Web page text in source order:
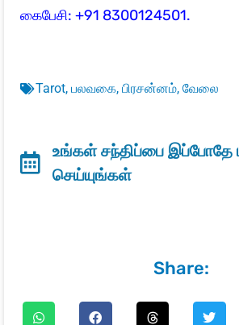
கைபேசி: +91 8300124501.
Tarot, பலவகை, பிரசன்னம், வேலை
உங்கள் சந்திப்பை இப்போதே
செய்யுங்கள்
Share: